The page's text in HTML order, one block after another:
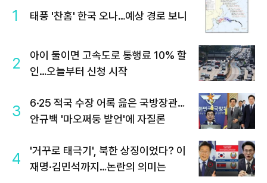
1 태풍 '찬홈' 한국 오나…예상 경로 보니
2
아이 둘이면 고속도로 통행료 10% 할
인…오늘부터 신청 시작
3
6·25 적국 수장 어록 읊은 국방장관…
안규백 '마오쩌둥 발언'에 자질론
4
'거꾸로 태극기', 북한 상징이었다? 이
재명·김민석까지…논란의 의미는